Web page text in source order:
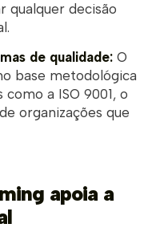
qualquer decisão
de qualidade: O
base metodológica
a ISO 9001, o
organizações que
apoia a